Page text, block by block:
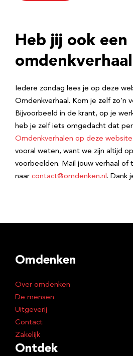
Heb jij ook een
Iedere zondag lees je op deze
Omdenkverhaal. Kom je zelf zo’n
Bijvoorbeeld in de krant, op je
heb je zelf iets omgedacht dat
Omdenkverhalen op deze website
vooral weten, want we zijn altijd
voorbeelden. Mail jouw verhaal of
naar contact@omdenken.nl. Dank
Omdenken
Over omdenken
De mensen
Uitgeverij
Contact
Zakelijk
Ontdek